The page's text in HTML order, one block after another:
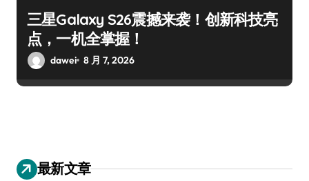
三星Galaxy S26震撼来袭！创新科技亮
点，一机全掌握！
dawei 8 月 7, 2026
最新文章